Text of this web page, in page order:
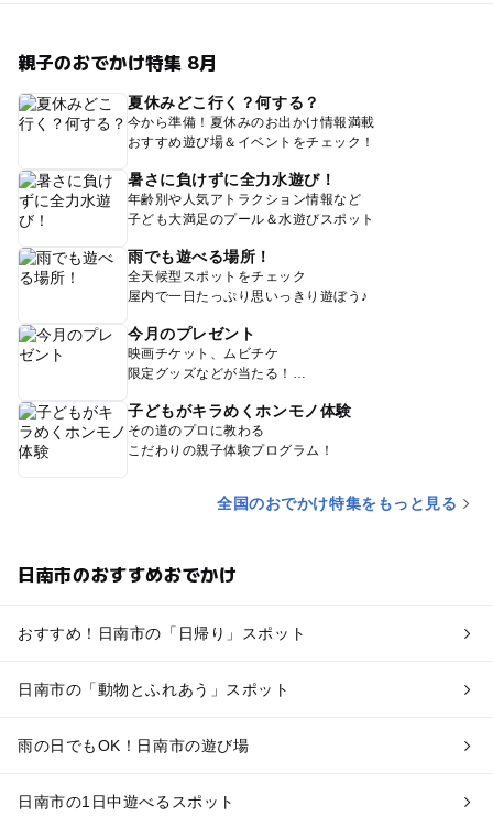
親子のおでかけ特集 8月
夏休みどこ行く？何する？
今から準備！夏休みのお出かけ情報満載
おすすめ遊び場＆イベントをチェック！
暑さに負けずに全力水遊び！
年齢別や人気アトラクション情報など
子ども大満足のプール＆水遊びスポット
雨でも遊べる場所！
全天候型スポットをチェック
屋内で一日たっぷり思いっきり遊ぼう♪
今月のプレゼント
映画チケット、ムビチケ
限定グッズなどが当たる！
子どもがキラめくホンモノ体験
その道のプロに教わる
こだわりの親子体験プログラム！
全国のおでかけ特集をもっと見る
日南市のおすすめおでかけ
おすすめ！日南市の「日帰り」スポット
日南市の「動物とふれあう」スポット
雨の日でもOK！日南市の遊び場
日南市の1日中遊べるスポット